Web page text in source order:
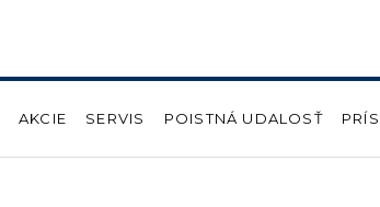
AKCIE SERVIS POISTNÁ UDALOSŤ